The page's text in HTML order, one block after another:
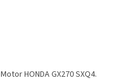
Motor HONDA GX270 SXQ4.